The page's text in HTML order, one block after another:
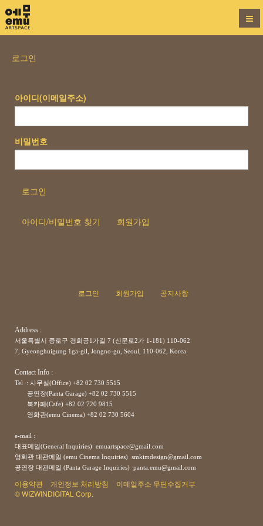
로그인
아이디(이메일주소)
비밀번호
로그인
아이디/비밀번호 찾기 회원가입
로그인 회원가입 공지사항
Address :
서울특별시 종로구 경희궁1가길 7 (신문로2가 1-181) 110-062
7, Gyeonghuigung 1ga-gil, Jongno-gu, Seoul, 110-062, Korea
Contact Info :
Tel : 사무실(Office) +82 02 730 5515
공연장(Panta Garage) +82 02 730 5515
북카페(Cafe) +82 02 720 9815
영화관(emu Cinema) +82 02 730 5604
e-mail :
대표메일(General Inquiries) emuartspace@gmail.com
영화관 대관메일 (emu Cinema Inquiries) smkimdesign@gmail.com
공연장 대관메일 (Panta Garage Inquiries) panta.emu@gmail.com
이용약관 개인정보 처리방침
이메일주소 무단수집거부
© WIZWINDIGITAL Corp.